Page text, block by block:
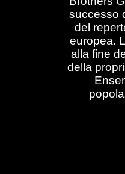
successo
del
europea.
alla fine
della